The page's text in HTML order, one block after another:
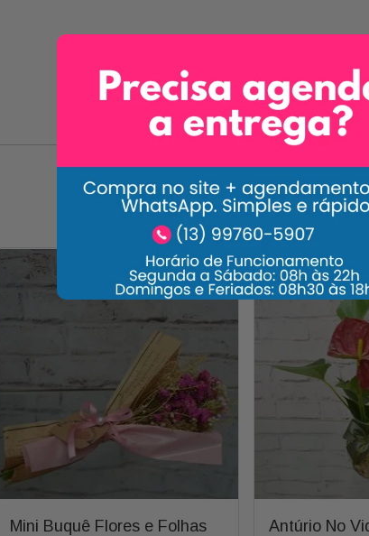
Carrossel
Mini Buquê Flores e Folhas
- 33%
Antúrio No